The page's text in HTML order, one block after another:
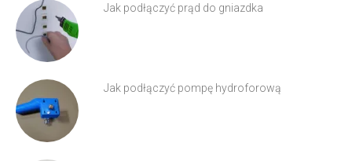
Jak podłączyć prąd do gniazdka
Jak podłączyć pompę hydroforową